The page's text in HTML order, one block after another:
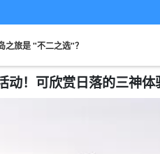
之旅是 "不二之选"？
！可欣赏日落的三神体